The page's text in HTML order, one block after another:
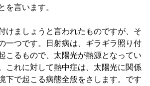
を言います。
けましょうと言われたものですが、そ
一つです。日射病は、ギラギラ照り付
こるもので、太陽光が熱源となってい
これに対して熱中症は、太陽光に関係
下で起こる病態全般をさします。です